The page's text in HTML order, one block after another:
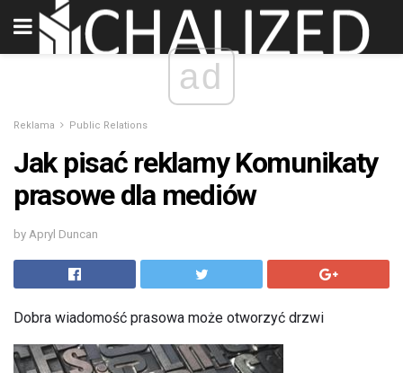
ad
Reklama Public Relations
Jak pisać reklamy Komunikaty
prasowe dla mediów
by Apryl Duncan
Dobra wiadomość prasowa może otworzyć drzwi